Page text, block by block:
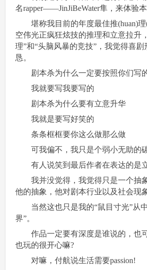
名rapper——JinJiBeWater隼，来体验本
堪称我目前的年度最佳推(huan)理
空伟光正疯狂炫技的推理和立意拉升
理”和“头脑风暴的竞技”，我觉得喜
恳。
剧本杀为什么一定要按照你们写
我就要写我要写的
剧本杀为什么要有立意升华
我就是要写好笑的
条条框框要你这么做那么做
可我偏不，我只是个弱小无助的
有人说笑到最后作者在表达的是
我并没觉得，我觉得只是一个抽
他的抽象，他对剧本行业以及社会现
当然这也只是我的“鼠目寸光”从
界”。
作品一定要有深度是谁说的，也
也玩的很开心嘛?
对嘛，付航说生活需要passion!